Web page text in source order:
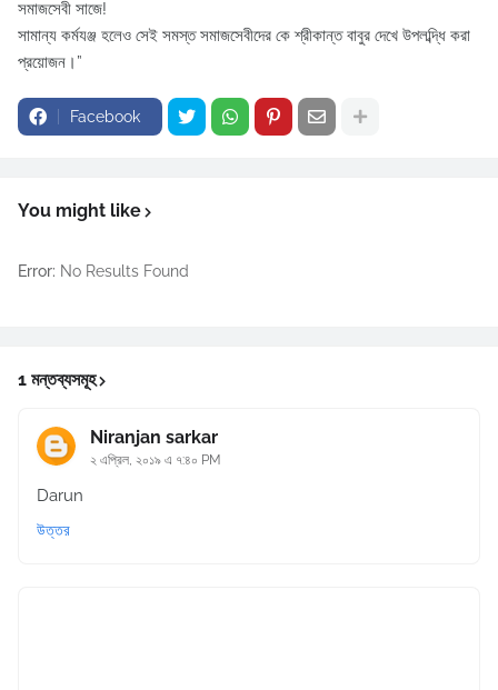
সমাজসেবী সাজে!
সামান্য কর্মযঞ্জ হলেও সেই সমস্ত সমাজসেবীদের কে শ্রীকান্ত বাবুর দেখে উপলব্দ্ধি করা
প্রয়োজন।”
Facebook
You might like
Error: No Results Found
1 মন্তব্যসমূহ
Niranjan sarkar
২ এপ্রিল, ২০১৯ এ ৭:৪০ PM
Darun
উত্তর